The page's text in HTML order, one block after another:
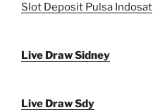
Slot Deposit Pulsa Indosat
Live Draw Sidney
Live Draw Sdy